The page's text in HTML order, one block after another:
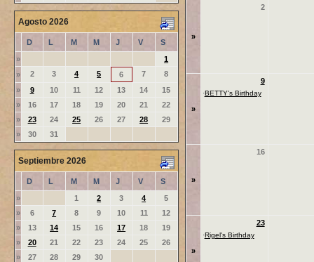
Agosto 2026
D L M M J V
S
»
1
»
2 3 4 5 6 7
8
»
9 10 11 12 13 14
15
»
16 17 18 19 20 21
22
»
23 24 25 26 27 28
29
»
30 31
Septiembre 2026
D L M M J V
S
»
1 2 3 4
5
»
6 7 8 9 10 11
12
»
13 14 15 16 17 18
19
»
20 21 22 23 24 25
26
»
27 28 29 30
»
2
»
9
·BETTY's Birthday
»
16
»
23
·Rigel's Birthday